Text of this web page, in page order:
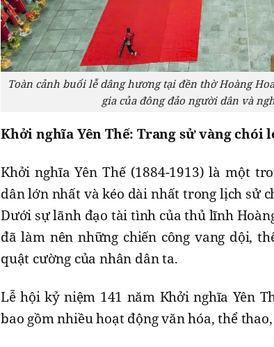
Toàn cảnh buổi lễ dâng hương tại đền thờ Hoàng
gia của đông đảo người dân và
Khởi nghĩa Yên Thế: Trang sử vàng chói
Khởi nghĩa Yên Thế (1884-1913) là một
dân lớn nhất và kéo dài nhất trong lịch sử
Dưới sự lãnh đạo tài tình của thủ lĩnh
đã làm nên những chiến công vang dội,
quật cường của nhân dân ta.
Lễ hội kỷ niệm 141 năm Khởi nghĩa Yên
bao gồm nhiều hoạt động văn hóa, thể